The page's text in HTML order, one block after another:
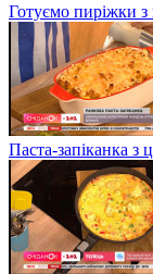
Готуємо пиріжки
Паста-запіканка з